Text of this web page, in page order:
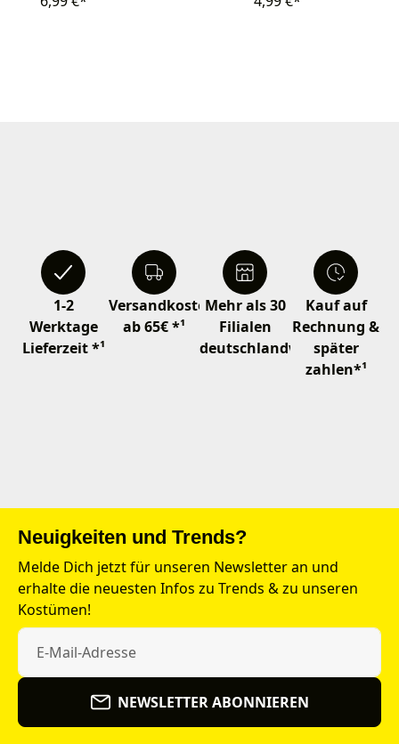
1-2
Werktage
Lieferzeit *¹
Versandkostenfrei
ab 65€ *¹
Mehr als 30
Filialen
deutschlandweit
Kauf auf
Rechnung &
später
zahlen*¹
Neuigkeiten und Trends?
Melde Dich jetzt für unseren Newsletter an und
erhalte die neuesten Infos zu Trends & zu unseren
Kostümen!
NEWSLETTER ABONNIEREN